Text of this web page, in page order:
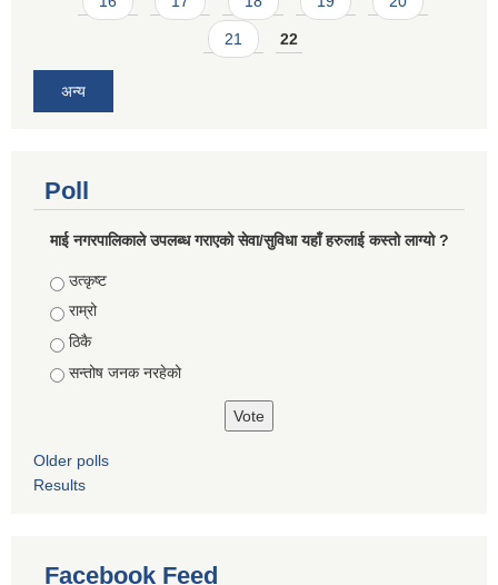
21 22
अन्य
Poll
माई नगरपालिकाले उपलब्ध गराएको सेवा/सुविधा यहाँ हरुलाई कस्तो लाग्यो ?
Choices
उत्कृष्ट
राम्रो
ठिकै
सन्तोष जनक नरहेको
Older polls
Results
Facebook Feed